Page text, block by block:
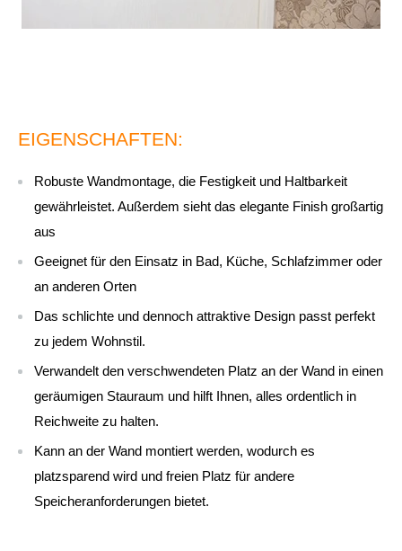
EIGENSCHAFTEN:
Robuste Wandmontage, die Festigkeit und Haltbarkeit
gewährleistet. Außerdem sieht das elegante Finish großartig
aus
Geeignet für den Einsatz in Bad, Küche, Schlafzimmer oder
an anderen Orten
Das schlichte und dennoch attraktive Design passt perfekt
zu jedem Wohnstil.
Verwandelt den verschwendeten Platz an der Wand in einen
geräumigen Stauraum und hilft Ihnen, alles ordentlich in
Reichweite zu halten.
Kann an der Wand montiert werden, wodurch es
platzsparend wird und freien Platz für andere
Speicheranforderungen bietet.